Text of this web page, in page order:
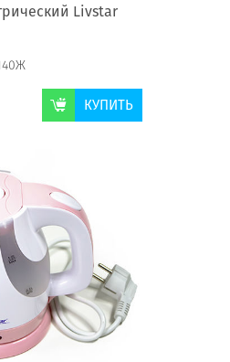
Livstar
КУПИТЬ